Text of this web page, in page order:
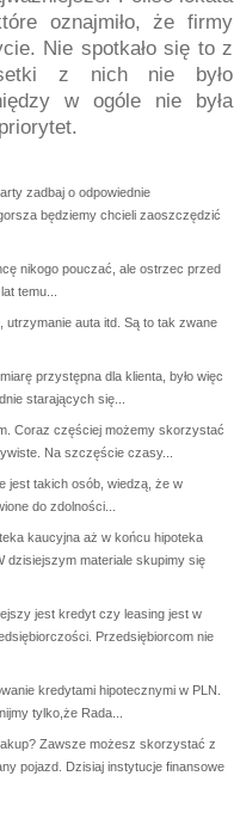
oznajmiło, że firmy
Nie spotkało się to z
z nich nie było
w ogóle nie była
zadbaj o odpowiednie
będziemy chcieli zaoszczędzić
nikogo pouczać, ale ostrzec przed
temu...
utrzymanie auta itd. Są to tak zwane
przystępna dla klienta, było więc
starających się...
Coraz częściej możemy skorzystać
Na szczęście czasy...
jest takich osób, wiedzą, że w
do zdolności...
kaucyjna aż w końcu hipoteka
dzisiejszym materiale skupimy się
jest kredyt czy leasing jest w
Przedsiębiorcom nie
kredytami hipotecznymi w PLN.
tylko,że Rada...
Zawsze możesz skorzystać z
pojazd. Dzisiaj instytucje finansowe